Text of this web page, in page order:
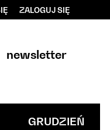
ZALOGUJ SIĘ
14
newsletter
GRUDZIEŃ